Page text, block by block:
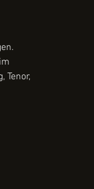
Tenor,